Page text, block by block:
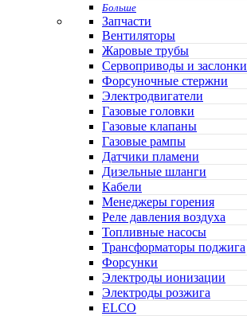
Больше
Запчасти
Вентиляторы
Жаровые трубы
Сервоприводы и заслонки
Форсуночные стержни
Электродвигатели
Газовые головки
Газовые клапаны
Газовые рампы
Датчики пламени
Дизельные шланги
Кабели
Менеджеры горения
Реле давления воздуха
Топливные насосы
Трансформаторы поджига
Форсунки
Электроды ионизации
Электроды розжига
ELCO